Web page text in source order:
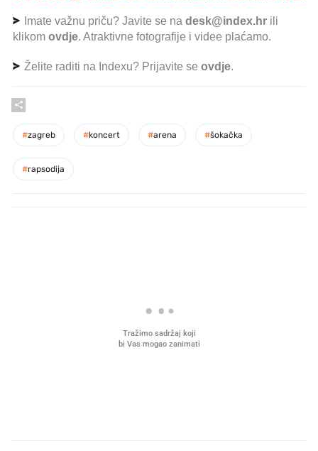
Imate važnu priču? Javite se na desk@index.hr ili
klikom ovdje. Atraktivne fotografije i videe plaćamo.
Želite raditi na Indexu? Prijavite se ovdje.
#zagreb #koncert #arena #šokačka
#rapsodija